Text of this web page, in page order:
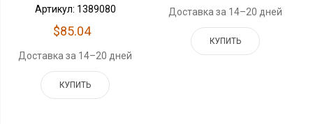
Артикул: 1389080
$85.04
Доставка за 14–20 дней
КУПИТЬ
Доставка за 14–20 дней
КУПИТЬ